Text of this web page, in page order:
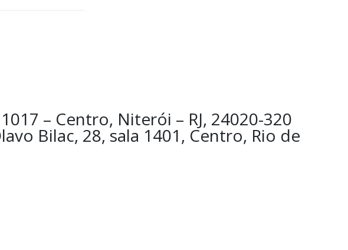
– Centro, Niterói – RJ, 24020-320
Bilac, 28, sala 1401, Centro, Rio de